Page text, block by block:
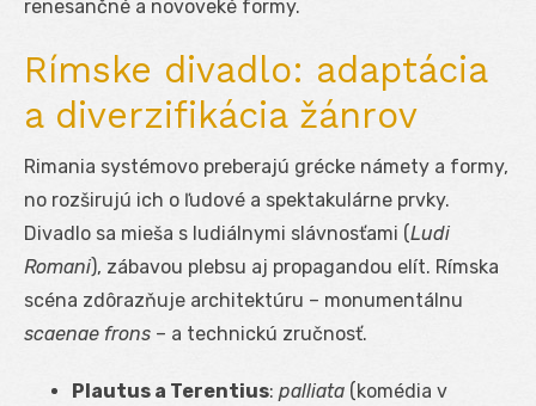
renesančné a novoveké formy.
Rímske divadlo: adaptácia
a diverzifikácia žánrov
Rimania systémovo preberajú grécke námety a formy,
no rozširujú ich o ľudové a spektakulárne prvky.
Divadlo sa mieša s ludiálnymi slávnosťami (Ludi
Romani), zábavou plebsu aj propagandou elít. Rímska
scéna zdôrazňuje architektúru – monumentálnu
scaenae frons – a technickú zručnosť.
Plautus a Terentius: palliata (komédia v